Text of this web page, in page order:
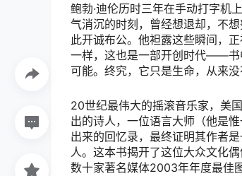
鲍勃·迪伦历时三年在手动打字机
气消沉的时刻，曾经想退却，不
此开诚布公。他袒露这些瞬间，
一样，这也是一部开创时代——书
可能。终究，它只是生命，从来没
20世纪最伟大的摇滚音乐家，美
出的诗人，一位语言大师（他是
出来的回忆录，最终证明其作者
人。这本书揭开了这位大众文化
数十家著名媒体2003年年度最佳图